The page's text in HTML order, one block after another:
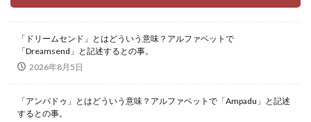
「ドリームセンド」とはどういう意味？アルファベットで
「Dreamsend」と記述するとの事。
2026年8月5日
「アンパドゥ」とはどういう意味？アルファベットで「Ampadu」と記述
するとの事。